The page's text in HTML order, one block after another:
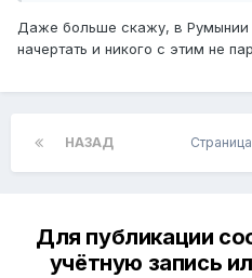
Даже больше скажу, в
начертать и никого с этим не
НАЗАД Страница
Для публикации
учётную запись